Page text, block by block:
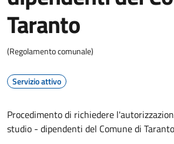
Taranto
(Regolamento comunale)
Servizio attivo
Procedimento di richiedere
studio - dipendenti del Comune di Taranto